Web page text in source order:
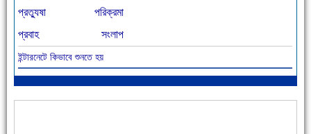
প্রত্যুষা
পরিক্রমা
প্রবাহ
সংলাপ
ইন্টারনেটে কিভাবে শুনতে হয়